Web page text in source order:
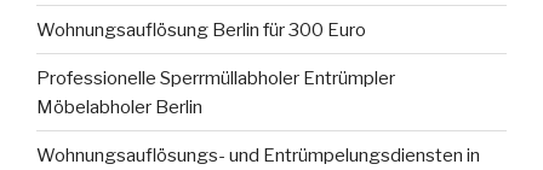
Wohnungsauflösung Berlin für 300 Euro
Professionelle Sperrmüllabholer Entrümpler
Möbelabholer Berlin
Wohnungsauflösungs- und Entrümpelungsdiensten in